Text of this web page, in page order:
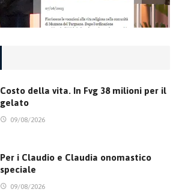
Costo della vita. In Fvg 38 milioni per il
gelato
09/08/2026
Per i Claudio e Claudia onomastico
speciale
09/08/2026